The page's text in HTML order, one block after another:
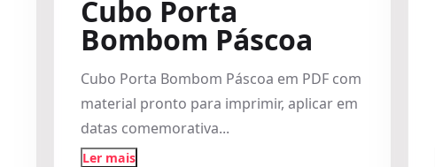
Cubo Porta
Bombom Páscoa
Cubo Porta Bombom Páscoa em PDF com
material pronto para imprimir, aplicar em
datas comemorativa...
Ler mais